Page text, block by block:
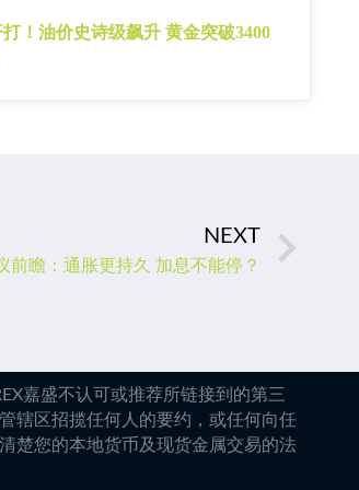
！油价史诗级飙升 黄金突破3400
NEXT
前瞻：通胀更持久 加息不能停？
嘉盛不认可或推荐所链接到的第三
辖区招揽任何人的要约，或任何向任
楚您的本地货币及现货金属交易的法